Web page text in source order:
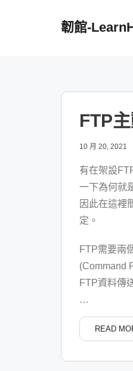
韌館-
FTP
10 月 20, 2021
有在架設
一下為何就
因此在這裡
定。
FTP需要兩
(Command
FTP資料傳
…
READ